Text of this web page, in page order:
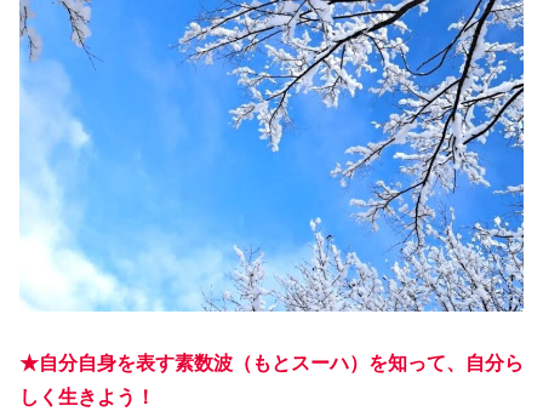
★自分自身を表す素数波（もとスーハ）を知って、自分ら
しく生きよう！